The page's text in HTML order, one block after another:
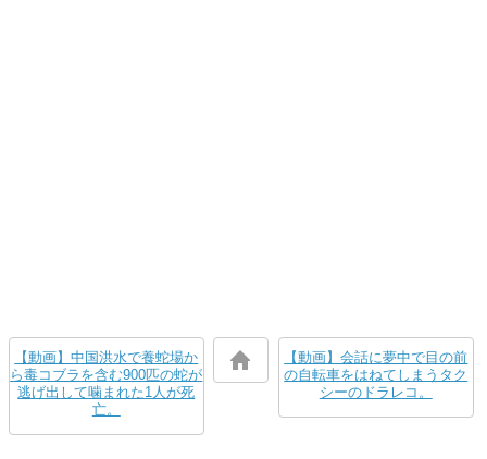
【動画】中国洪水で養蛇場か
ら毒コブラを含む900匹の蛇が
逃げ出して噛まれた1人が死
亡。
【動画】会話に夢中で目の前
の自転車をはねてしまうタク
シーのドラレコ。